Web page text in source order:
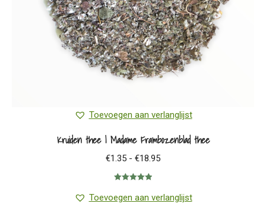
Toevoegen aan verlanglijst
Kruiden thee | Madame Frambozenblad thee
€1.35 - €18.95Prijsklasse:
€18.95
5.00 uit 5
Toevoegen aan verlanglijst